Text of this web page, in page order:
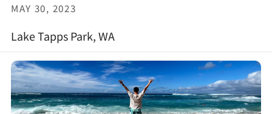
MAY 30, 2023
Lake Tapps Park, WA